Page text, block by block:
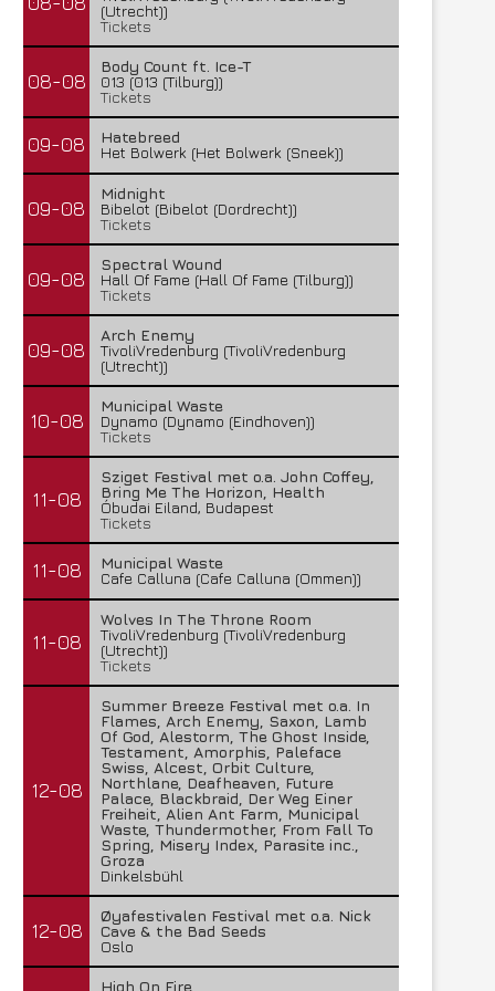
(Utrecht))
Tickets
08-08
Body Count ft. Ice-T
013 (013 (Tilburg))
Tickets
09-08
Hatebreed
Het Bolwerk (Het Bolwerk (Sneek))
09-08
Midnight
Bibelot (Bibelot (Dordrecht))
Tickets
09-08
Spectral Wound
Hall Of Fame (Hall Of Fame (Tilburg))
Tickets
09-08
Arch Enemy
TivoliVredenburg (TivoliVredenburg
(Utrecht))
10-08
Municipal Waste
Dynamo (Dynamo (Eindhoven))
Tickets
11-08
Sziget Festival met o.a. John Coffey,
Bring Me The Horizon, Health
Óbudai Eiland, Budapest
Tickets
11-08
Municipal Waste
Cafe Calluna (Cafe Calluna (Ommen))
11-08
Wolves In The Throne Room
TivoliVredenburg (TivoliVredenburg
(Utrecht))
Tickets
12-08
Summer Breeze Festival met o.a. In
Flames, Arch Enemy, Saxon, Lamb
Of God, Alestorm, The Ghost Inside,
Testament, Amorphis, Paleface
Swiss, Alcest, Orbit Culture,
Northlane, Deafheaven, Future
Palace, Blackbraid, Der Weg Einer
Freiheit, Alien Ant Farm, Municipal
Waste, Thundermother, From Fall To
Spring, Misery Index, Parasite inc.,
Groza
Dinkelsbühl
12-08
Øyafestivalen Festival met o.a. Nick
Cave & the Bad Seeds
Oslo
High On Fire